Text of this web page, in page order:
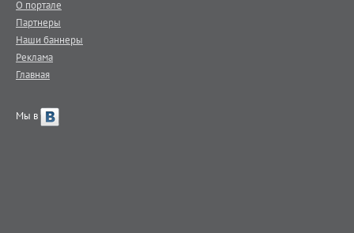
О портале
Партнеры
Наши баннеры
Реклама
Главная
Мы в